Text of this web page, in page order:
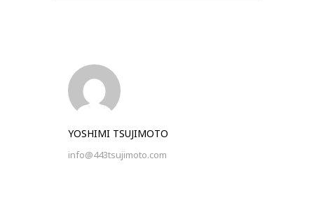
YOSHIMI TSUJIMOTO
info@443tsujimoto.com